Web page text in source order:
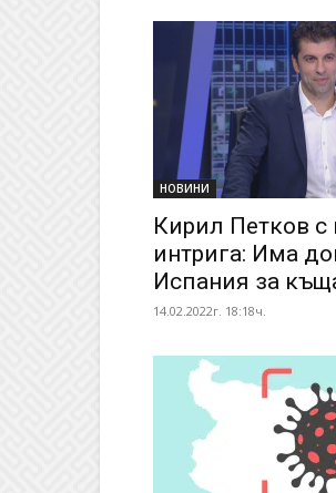
НОВИНИ
Кирил Петков с
интрига: Има
Испания за
14.02.2022г. 18:18ч.